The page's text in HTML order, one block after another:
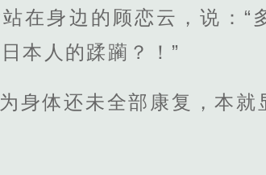
在身边的顾恋云，说：“
本人的蹂躏？！”
身体还未全部康复，本